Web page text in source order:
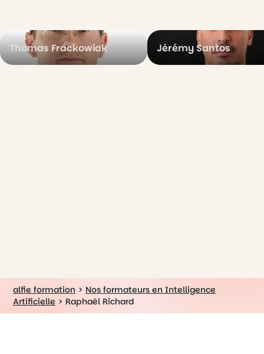
Thomas Frackowiak Jérémy Santos
alfie formation > Nos formateurs en Intelligence
Artificielle > Raphaël Richard